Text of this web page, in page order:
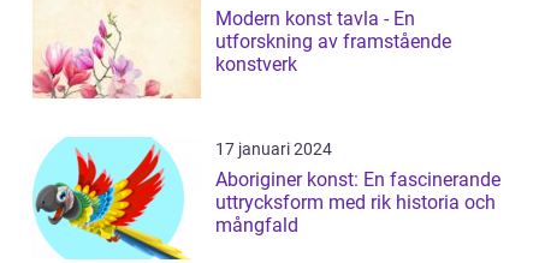
Modern konst tavla - En
utforskning av framstående
konstverk
17 januari 2024
Aboriginer konst: En fascinerande
uttrycksform med rik historia och
mångfald